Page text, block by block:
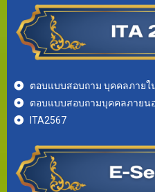
ตอบแบบสอบถาม บุคคลภายใ
ตอบแบบสอบถามบุคคลภายนอ
ITA2567